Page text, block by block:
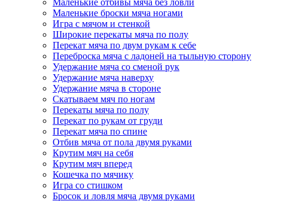
Маленькие отбивы мяча без ловли
Маленькие броски мяча ногами
Игра с мячом и стенкой
Широкие перекаты мяча по полу
Перекат мяча по двум рукам к себе
Переброска мяча с ладоней на тыльную сторону
Удержание мяча со сменой рук
Удержание мяча наверху
Удержание мяча в стороне
Скатываем мяч по ногам
Перекаты мяча по полу
Перекат по рукам от груди
Перекат мяча по спине
Отбив мяча от пола двумя руками
Крутим мяч на себя
Крутим мяч вперед
Кошечка по мячику
Игра со стишком
Бросок и ловля мяча двумя руками